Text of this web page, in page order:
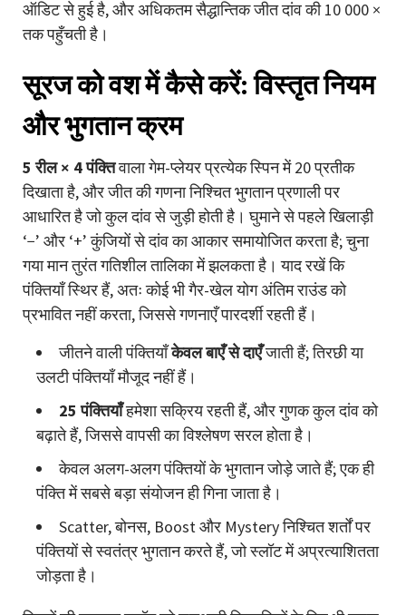
ऑडिट से हुई है, और अधिकतम सैद्धान्तिक जीत दांव की 10 000 ×
तक पहुँचती है।
सूरज को वश में कैसे करें: विस्तृत नियम
और भुगतान क्रम
5 रील × 4 पंक्तिवाला गेम-प्लेयर प्रत्येक स्पिन में 20 प्रतीक
दिखाता है, और जीत की गणना निश्चित भुगतान प्रणाली पर
आधारित है जो कुल दांव से जुड़ी होती है। घुमाने से पहले खिलाड़ी
‘−’ और ‘+’ कुंजियों से दांव का आकार समायोजित करता है; चुना
गया मान तुरंत गतिशील तालिका में झलकता है। याद रखें कि
पंक्तियाँ स्थिर हैं, अतः कोई भी गैर-खेल योग अंतिम राउंड को
प्रभावित नहीं करता, जिससे गणनाएँ पारदर्शी रहती हैं।
जीतने वाली पंक्तियाँकेवल बाएँ से दाएँजाती हैं; तिरछी या
उलटी पंक्तियाँ मौजूद नहीं हैं।
25 पंक्तियाँहमेशा सक्रिय रहती हैं, और गुणक कुल दांव को
बढ़ाते हैं, जिससे वापसी का विश्लेषण सरल होता है।
केवल अलग-अलग पंक्तियों के भुगतान जोड़े जाते हैं; एक ही
पंक्ति में सबसे बड़ा संयोजन ही गिना जाता है।
Scatter, बोनस, Boost और Mystery निश्चित शर्तों पर
पंक्तियों से स्वतंत्र भुगतान करते हैं, जो स्लॉट में अप्रत्याशितता
जोड़ता है।